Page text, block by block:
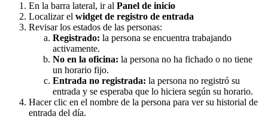
En la barra lateral, ir al Panel de inicio
Localizar el widget de registro de entrada
Revisar los estados de las personas:
Registrado: la persona se encuentra trabajando
activamente.
No en la oficina: la persona no ha fichado o no tiene
un horario fijo.
Entrada no registrada: la persona no registró su
entrada y se esperaba que lo hiciera según su horario.
Hacer clic en el nombre de la persona para ver su historial de
entrada del día.